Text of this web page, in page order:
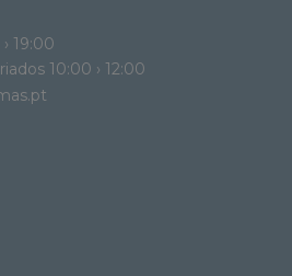
19:00
10:00 › 12:00